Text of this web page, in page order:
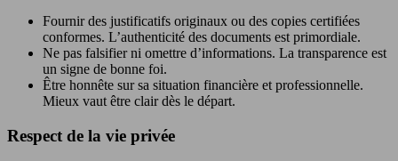
Fournir des justificatifs originaux ou des copies certifiées
conformes. L’authenticité des documents est primordiale.
Ne pas falsifier ni omettre d’informations. La transparence est
un signe de bonne foi.
Être honnête sur sa situation financière et professionnelle.
Mieux vaut être clair dès le départ.
Respect de la vie privée